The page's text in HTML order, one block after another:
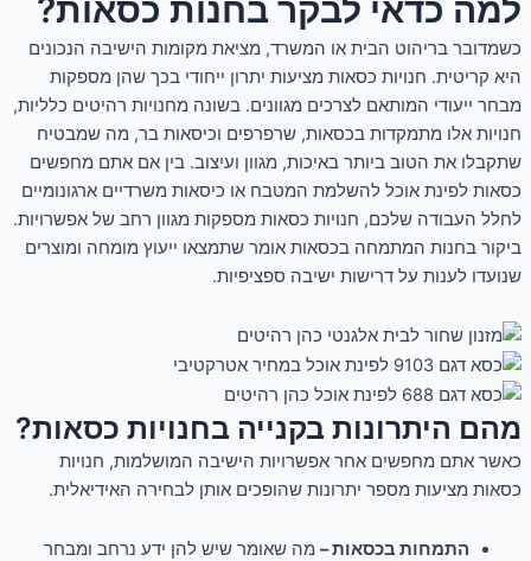
למה כדאי לבקר בחנות כסאות?
כשמדובר בריהוט הבית או המשרד, מציאת מקומות הישיבה הנכונים
היא קריטית. חנויות כסאות מציעות יתרון ייחודי בכך שהן מספקות
מבחר ייעודי המותאם לצרכים מגוונים. בשונה מחנויות רהיטים כלליות,
חנויות אלו מתמקדות בכסאות, שרפרפים וכיסאות בר, מה שמבטיח
שתקבלו את הטוב ביותר באיכות, מגוון ועיצוב. בין אם אתם מחפשים
כסאות לפינת אוכל להשלמת המטבח או כיסאות משרדיים ארגונומיים
לחלל העבודה שלכם, חנויות כסאות מספקות מגוון רחב של אפשרויות.
ביקור בחנות המתמחה בכסאות אומר שתמצאו ייעוץ מומחה ומוצרים
שנועדו לענות על דרישות ישיבה ספציפיות.
מהם היתרונות בקנייה בחנויות כסאות?
כאשר אתם מחפשים אחר אפשרויות הישיבה המושלמות, חנויות
כסאות מציעות מספר יתרונות שהופכים אותן לבחירה האידיאלית.
התמחות בכסאות –מה שאומר שיש להן ידע נרחב ומבחר